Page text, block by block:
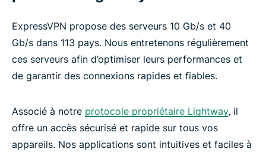
ExpressVPN propose des serveurs 10 Gb/s et 40
Gb/s dans 113 pays. Nous entretenons régulièrement
ces serveurs afin d’optimiser leurs performances et
de garantir des connexions rapides et fiables.
Associé à notre protocole propriétaire Lightway, il
offre un accès sécurisé et rapide sur tous vos
appareils. Nos applications sont intuitives et faciles à